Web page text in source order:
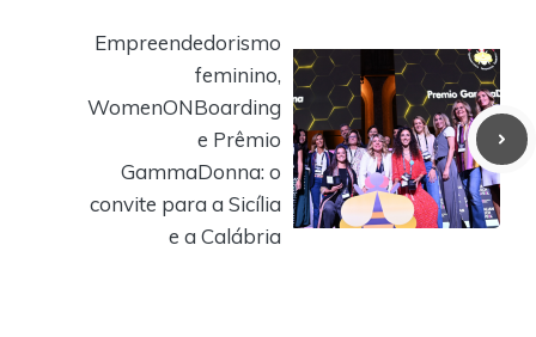
Empreendedorismo
feminino,
WomenONBoarding
e Prêmio
GammaDonna: o
convite para a Sicília
e a Calábria